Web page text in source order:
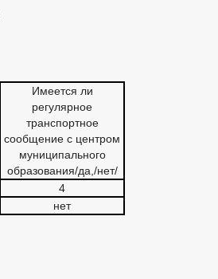
Имеется ли
регулярное
транспортное
сообщение с центром
муниципального
образования/да,/нет/
4
нет